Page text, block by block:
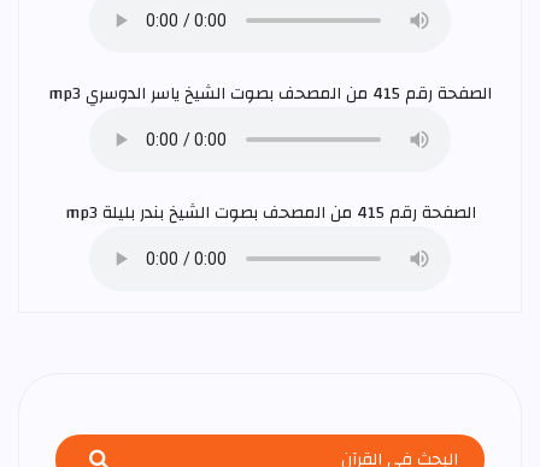
الصفحة رقم 415 من المصحف بصوت الشيخ ياسر الدوسري
الصفحة رقم 415 من المصحف بصوت الشيخ بندر بليلةmp3